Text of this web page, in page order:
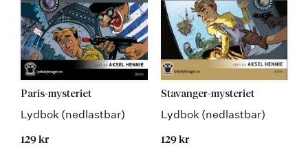
Paris-mysteriet
Lydbok (nedlastbar)
129 kr
Stavanger-mysteriet
Lydbok (nedlastbar)
129 kr